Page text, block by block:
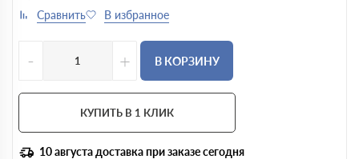
- + В КОРЗИНУ
КУПИТЬ В 1 КЛИК
10 августа доставка при заказе сегодня